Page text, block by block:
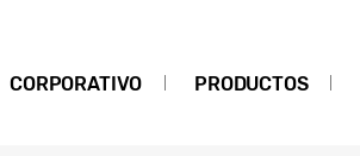
CORPORATIVO PRODUCTOS